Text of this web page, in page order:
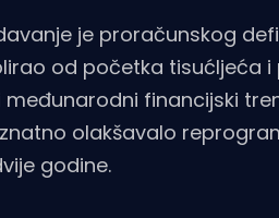
je proračunskog
od početka tisućljeća i
financijski
olakšavalo
godine.